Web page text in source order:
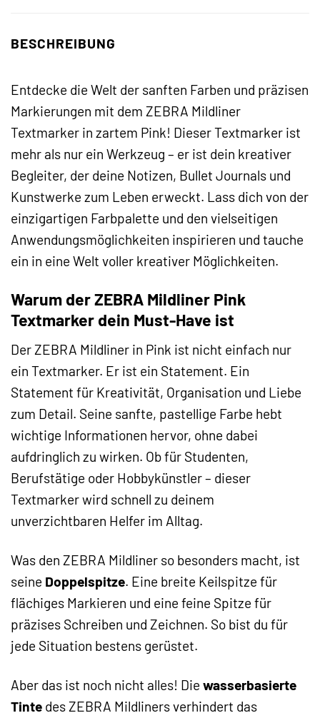
BESCHREIBUNG
Entdecke die Welt der sanften Farben und präzisen
Markierungen mit dem ZEBRA Mildliner
Textmarker in zartem Pink! Dieser Textmarker ist
mehr als nur ein Werkzeug – er ist dein kreativer
Begleiter, der deine Notizen, Bullet Journals und
Kunstwerke zum Leben erweckt. Lass dich von der
einzigartigen Farbpalette und den vielseitigen
Anwendungsmöglichkeiten inspirieren und tauche
ein in eine Welt voller kreativer Möglichkeiten.
Warum der ZEBRA Mildliner Pink
Textmarker dein Must-Have ist
Der ZEBRA Mildliner in Pink ist nicht einfach nur
ein Textmarker. Er ist ein Statement. Ein
Statement für Kreativität, Organisation und Liebe
zum Detail. Seine sanfte, pastellige Farbe hebt
wichtige Informationen hervor, ohne dabei
aufdringlich zu wirken. Ob für Studenten,
Berufstätige oder Hobbykünstler – dieser
Textmarker wird schnell zu deinem
unverzichtbaren Helfer im Alltag.
Was den ZEBRA Mildliner so besonders macht, ist
seine Doppelspitze. Eine breite Keilspitze für
flächiges Markieren und eine feine Spitze für
präzises Schreiben und Zeichnen. So bist du für
jede Situation bestens gerüstet.
Aber das ist noch nicht alles! Die wasserbasierte
Tinte des ZEBRA Mildliners verhindert das